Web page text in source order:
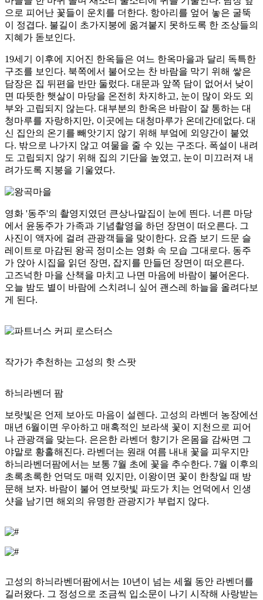
으로 피어난 꽃들이 운치를 더한다. 항아리를 엎어 놓은 굴뚝
이 정겹다. 불길이 초가지붕에 옮겨붙지 못하도록 한 조상들의
지혜가 돋보인다.
19세기 이후에 지어진 한옥들은 여느 한옥마을과 달리 독특한
구조를 보인다. 북쪽에서 불어오는 찬 바람을 막기 위해 쌓은
담장은 집 뒤편을 반만 둘렀다. 대문과 앞쪽 담이 없어서 낮이
면 따뜻한 햇살이 마당을 온전히 차지하고, 눈이 많이 와도 외
부와 고립되지 않는다. 대부분의 한옥은 바람이 잘 통하는 대
청마루를 자랑하지만, 이곳에는 대청마루가 온데간데없다. 대
신 집안의 온기를 빼앗기지 않기 위해 부엌에 외양간이 붙었
다. 밖으로 나가지 않고 여물을 줄 수 있는 구조다. 폭설이 내려
도 고립되지 않기 위해 집의 기단을 높였고, 눈이 미끄러져 내
려가도록 지붕을 기울였다.
영화 '동주'의 촬영지였던 큰상나말집이 눈에 띈다. 너른 마당
에서 윤동주가 가족과 기념촬영을 하던 장면이 떠오른다. 그
사진이 액자에 걸려 관광객들을 맞이한다. 요즘 보기 드문 슬
레이트로 마감된 왕곡 정미소는 영화 속 모습 그대로다. 동주
가 앉아 시집을 읽던 장면, 잡지를 만들던 장면이 떠오른다.
고즈넉한 마을 산책을 마치고 나면 마음에 바람이 불어온다.
오늘 밤도 별이 바람에 스치려니 싶어 괜스레 하늘을 올려다보
게 된다.
작가가 추천하는 고성의 핫 스팟
하늬라벤더 팜
보랏빛은 언제 보아도 마음이 설렌다. 고성의 라벤더 농장에선
매년 6월이면 우아하고 매혹적인 보라색 꽃이 지천으로 피어
나 관광객을 맞는다. 은은한 라벤더 향기가 온몸을 감싸면 그
야말로 황홀해진다. 라벤더는 원래 여름 내내 꽃을 피우지만
하늬라벤더팜에서는 보통 7월 초에 꽃을 추수한다. 7월 이후의
초록초록한 언덕도 매력 있지만, 이왕이면 꽃이 한창일 때 방
문해 보자. 바람이 불어 연보랏빛 파도가 치는 언덕에서 인생
샷을 남기면 해외의 유명한 관광지가 부럽지 않다.
고성의 하늬라벤더팜에서는 10년이 넘는 세월 동안 라벤더를
길러왔다. 그 정성으로 조금씩 입소문이 나기 시작해 사랑받는